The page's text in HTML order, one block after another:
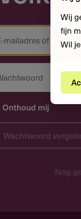
Onthoud mij
Wachtwoord
Nog
Wij
fijn
Wil